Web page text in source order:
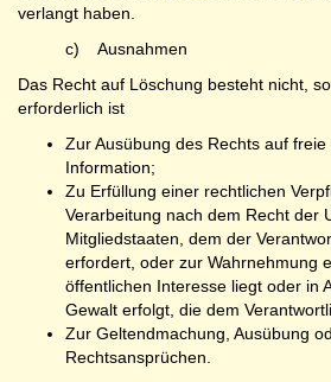
verlangt haben.
c) Ausnahmen
Das Recht auf Löschung besteht nicht,
erforderlich ist
Zur Ausübung des Rechts auf
Information;
Zu Erfüllung einer rechtlichen
Verarbeitung nach dem Recht der
Mitgliedstaaten, dem der
erfordert, oder zur Wahrnehmung
öffentlichen Interesse liegt oder in
Gewalt erfolgt, die dem
Zur Geltendmachung, Ausübung
Rechtsansprüchen.